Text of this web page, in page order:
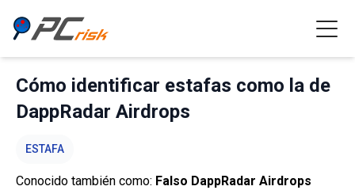
Cómo identificar estafas como la de
DappRadar Airdrops
ESTAFA
Conocido también como: Falso DappRadar Airdrops